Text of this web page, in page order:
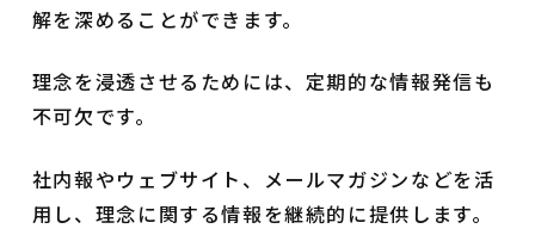
解を深めることができます。
理念を浸透させるためには、定期的な情報発信も
不可欠です。
社内報やウェブサイト、メールマガジンなどを活
用し、理念に関する情報を継続的に提供します。